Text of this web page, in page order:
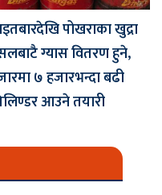
पोखराका खुद्रा
ग्यास वितरण हुने,
७ हजारभन्दा बढी
आउने तयारी